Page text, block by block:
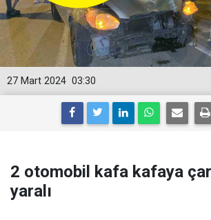
03:30
27 Mart 2024
2 otomobil kafa kafaya
yaralı